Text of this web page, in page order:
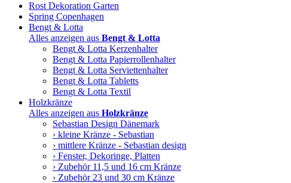
Rost Dekoration Garten
Spring Copenhagen
Bengt & Lotta
Alles anzeigen aus Bengt & Lotta
Bengt & Lotta Kerzenhalter
Bengt & Lotta Papierrollenhalter
Bengt & Lotta Serviettenhalter
Bengt & Lotta Tabletts
Bengt & Lotta Textil
Holzkränze
Alles anzeigen aus Holzkränze
Sebastian Design Dänemark
› kleine Kränze - Sebastian
› mittlere Kränze - Sebastian design
› Fenster, Dekoringe, Platten
› Zubehör 11,5 und 16 cm Kränze
› Zubehör 23 und 30 cm Kränze